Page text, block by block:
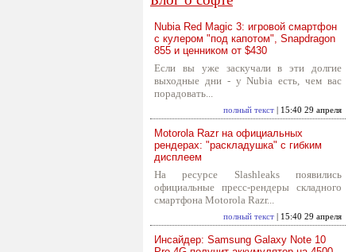
Nubia Red Magic 3: игровой смартфон
с кулером "под капотом", Snapdragon
855 и ценником от $430
Если вы уже заскучали в эти долгие
выходные дни - у Nubia есть, чем вас
порадовать...
полный текст | 15:40 29 апреля
Motorola Razr на официальных
рендерах: "раскладушка" с гибким
дисплеем
На ресурсе Slashleaks появились
официальные пресс-рендеры складного
смартфона Motorola Razr...
полный текст | 15:40 29 апреля
Инсайдер: Samsung Galaxy Note 10